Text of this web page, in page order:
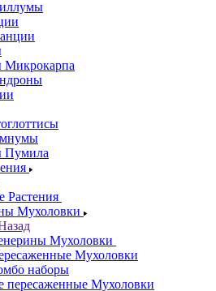
Пумила
Мухоловки
Мухоловки
Мухоловки
наборы
пересаженные Мухоловки